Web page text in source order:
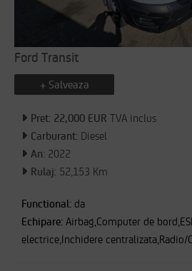
Ford Transit
+ Salveaza
Pret: 22,000 EUR TVA inclus
Carburant: Diesel
An: 2022
Rulaj: 52,153 Km
Functional: da
Echipare: Airbag,Computer de
electrice,Inchidere centralizata,Radio/